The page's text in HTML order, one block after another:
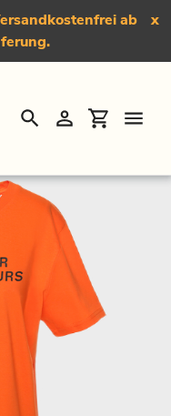
ab
x
SuchenEinloggen